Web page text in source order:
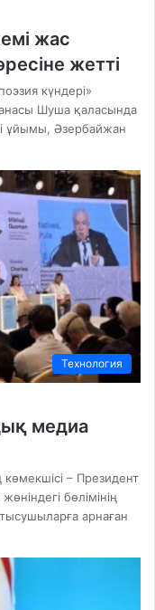
жас
жетті
күндері»
Шуша қаласында
ұйымы, Әзербайжан
Технология
медиа
– Президент
бөлімінің
арнаған